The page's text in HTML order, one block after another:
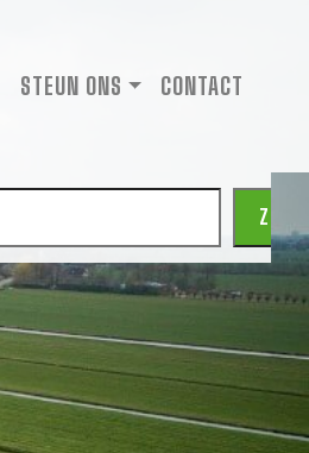
STEUN ONS CONTACT